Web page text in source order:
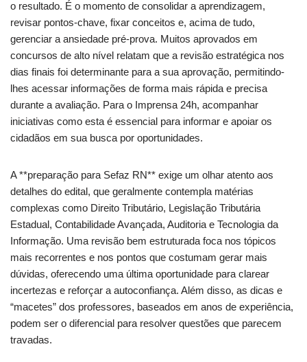
o resultado. É o momento de consolidar a aprendizagem,
revisar pontos-chave, fixar conceitos e, acima de tudo,
gerenciar a ansiedade pré-prova. Muitos aprovados em
concursos de alto nível relatam que a revisão estratégica nos
dias finais foi determinante para a sua aprovação, permitindo-
lhes acessar informações de forma mais rápida e precisa
durante a avaliação. Para o Imprensa 24h, acompanhar
iniciativas como esta é essencial para informar e apoiar os
cidadãos em sua busca por oportunidades.
A **preparação para Sefaz RN** exige um olhar atento aos
detalhes do edital, que geralmente contempla matérias
complexas como Direito Tributário, Legislação Tributária
Estadual, Contabilidade Avançada, Auditoria e Tecnologia da
Informação. Uma revisão bem estruturada foca nos tópicos
mais recorrentes e nos pontos que costumam gerar mais
dúvidas, oferecendo uma última oportunidade para clarear
incertezas e reforçar a autoconfiança. Além disso, as dicas e
“macetes” dos professores, baseados em anos de experiência,
podem ser o diferencial para resolver questões que parecem
travadas.